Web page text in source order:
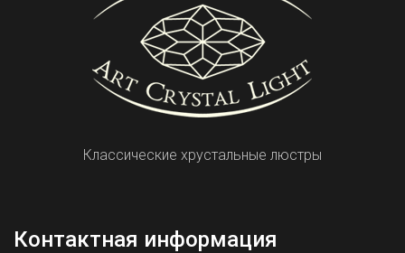
Классические хрустальные люстры
Контактная информация